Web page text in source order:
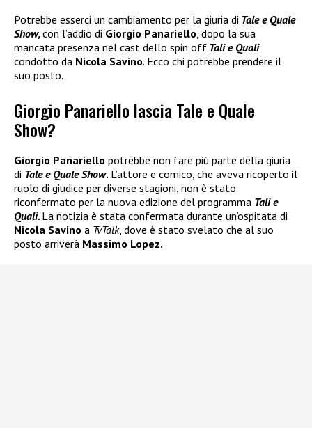
Potrebbe esserci un cambiamento per la giuria di Tale e Quale
Show,con l’addio di Giorgio Panariello , dopo la sua
mancata presenza nel cast dello spin off Tali e Quali
condotto da Nicola Savino. Ecco chi potrebbe prendere il
suo posto.
Giorgio Panariello lascia Tale e Quale
Show?
Giorgio Panariello potrebbe non fare più parte della giuria
di Tale e Quale Show. L’attore e comico, che aveva ricoperto il
ruolo di giudice per diverse stagioni, non è stato
riconfermato per la nuova edizione del programma Tali e
Quali. La notizia è stata confermata durante un’ospitata di
Nicola Savino a TvTalk, dove è stato svelato che al suo
posto arriverà Massimo Lopez.